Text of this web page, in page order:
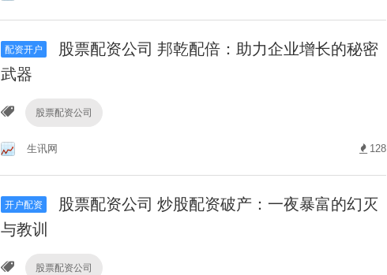
配资开户
股票配资公司 邦乾配倍：助力企业增长的秘密
武器
股票配资公司
生讯网 128
开户配资
股票配资公司 炒股配资破产：一夜暴富的幻灭
与教训
股票配资公司